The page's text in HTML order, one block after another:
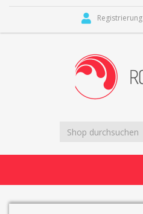
Registrierung